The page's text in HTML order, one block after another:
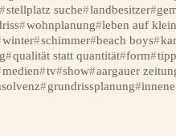
stellplatz suche landbesitzer
wohnplanung leben auf
winter schimmer beach boys
qualität statt quantität form
medien tv show aargauer
grundrissplanung